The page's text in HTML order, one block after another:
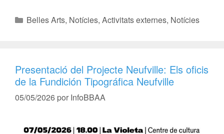
Belles Arts, Notícies, Activitats externes, Notícies
Presentació del Projecte Neufville: Els oficis
de la Fundición Tipográfica Neufville
05/05/2026 por InfoBBAA